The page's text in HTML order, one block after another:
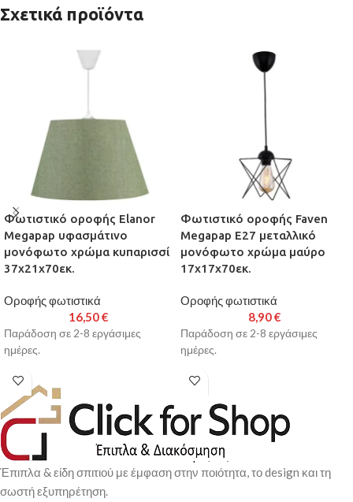
Σχετικά προϊόντα
Φωτιστικό οροφής Elanor
Megapap υφασμάτινο
μονόφωτο χρώμα κυπαρισσί
37x21x70εκ.
Οροφής φωτιστικά
16,50€
Παράδοση σε 2-8 εργάσιμες
ημέρες.
Φωτιστικό οροφής Faven
Megapap E27 μεταλλικό
μονόφωτο χρώμα μαύρο
17x17x70εκ.
Οροφής φωτιστικά
8,90€
Παράδοση σε 2-8 εργάσιμες
ημέρες.
Έπιπλα & είδη σπιτιού με έμφαση στην ποιότητα, το design και τη
σωστή εξυπηρέτηση.